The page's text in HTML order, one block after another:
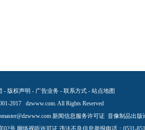
- 版权声明 - 广告业务 - 联系方式 - 站点地图
2017 dzwww.com. All Rights Reserved
新闻信息服务许可证 音像制品出版
02号 网络视听许可证 违法不良信息举报电话：0531-